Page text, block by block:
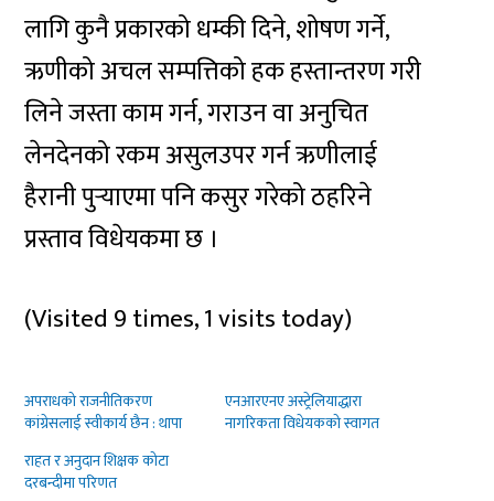
लागि कुनै प्रकारको धम्की दिने, शोषण गर्ने,
ऋणीको अचल सम्पत्तिको हक हस्तान्तरण गरी
लिने जस्ता काम गर्न, गराउन वा अनुचित
लेनदेनको रकम असुलउपर गर्न ऋणीलाई
हैरानी पुर्‍याएमा पनि कसुर गरेको ठहरिने
प्रस्ताव विधेयकमा छ ।
(Visited 9 times, 1 visits today)
अपराधको राजनीतिकरण
कांग्रेसलाई स्वीकार्य छैन : थापा
एनआरएनए अस्ट्रेलियाद्धारा
नागरिकता विधेयकको स्वागत
राहत र अनुदान शिक्षक कोटा
दरबन्दीमा परिणत